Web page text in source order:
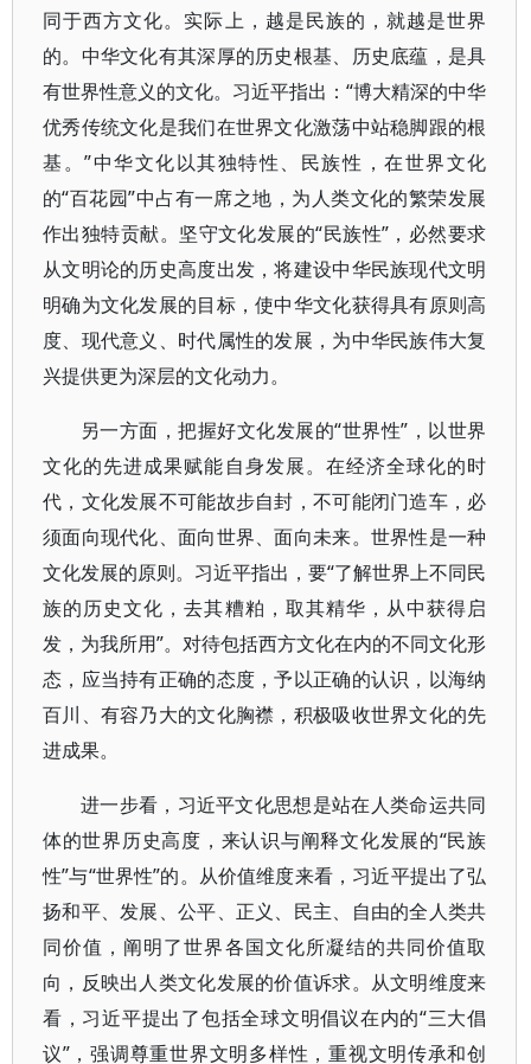
同于西方文化。实际上，越是民族的，就越是世界
的。中华文化有其深厚的历史根基、历史底蕴，是具
有世界性意义的文化。习近平指出：“博大精深的中华
优秀传统文化是我们在世界文化激荡中站稳脚跟的根
基。”中华文化以其独特性、民族性，在世界文化
的“百花园”中占有一席之地，为人类文化的繁荣发展
作出独特贡献。坚守文化发展的“民族性”，必然要求
从文明论的历史高度出发，将建设中华民族现代文明
明确为文化发展的目标，使中华文化获得具有原则高
度、现代意义、时代属性的发展，为中华民族伟大复
兴提供更为深层的文化动力。
另一方面，把握好文化发展的“世界性”，以世界
文化的先进成果赋能自身发展。在经济全球化的时
代，文化发展不可能故步自封，不可能闭门造车，必
须面向现代化、面向世界、面向未来。世界性是一种
文化发展的原则。习近平指出，要“了解世界上不同民
族的历史文化，去其糟粕，取其精华，从中获得启
发，为我所用”。对待包括西方文化在内的不同文化形
态，应当持有正确的态度，予以正确的认识，以海纳
百川、有容乃大的文化胸襟，积极吸收世界文化的先
进成果。
进一步看，习近平文化思想是站在人类命运共同
体的世界历史高度，来认识与阐释文化发展的“民族
性”与“世界性”的。从价值维度来看，习近平提出了弘
扬和平、发展、公平、正义、民主、自由的全人类共
同价值，阐明了世界各国文化所凝结的共同价值取
向，反映出人类文化发展的价值诉求。从文明维度来
看，习近平提出了包括全球文明倡议在内的“三大倡
议”，强调尊重世界文明多样性，重视文明传承和创